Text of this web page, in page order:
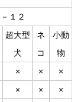
１２
超大型
犬
ネ
コ
小動
物
× ×
×
× ×
×